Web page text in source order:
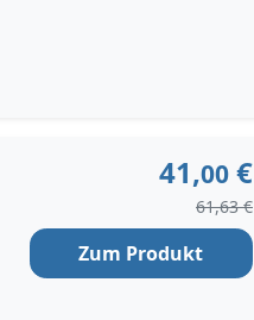
41,00€
61,63 €
Zum Produkt